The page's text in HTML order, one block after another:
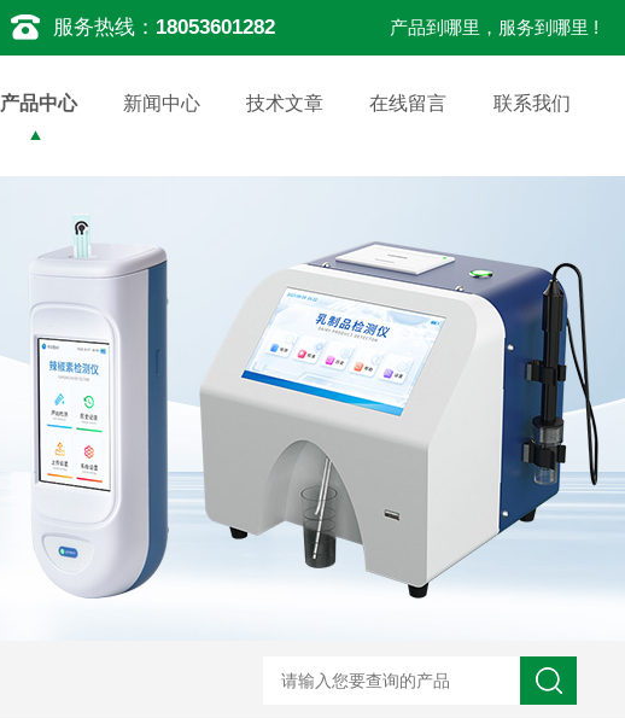
服务热线： 18053601282 产品到哪里，服务到哪里 !
产品中心 新闻中心 技术文章 在线留言 联系我们